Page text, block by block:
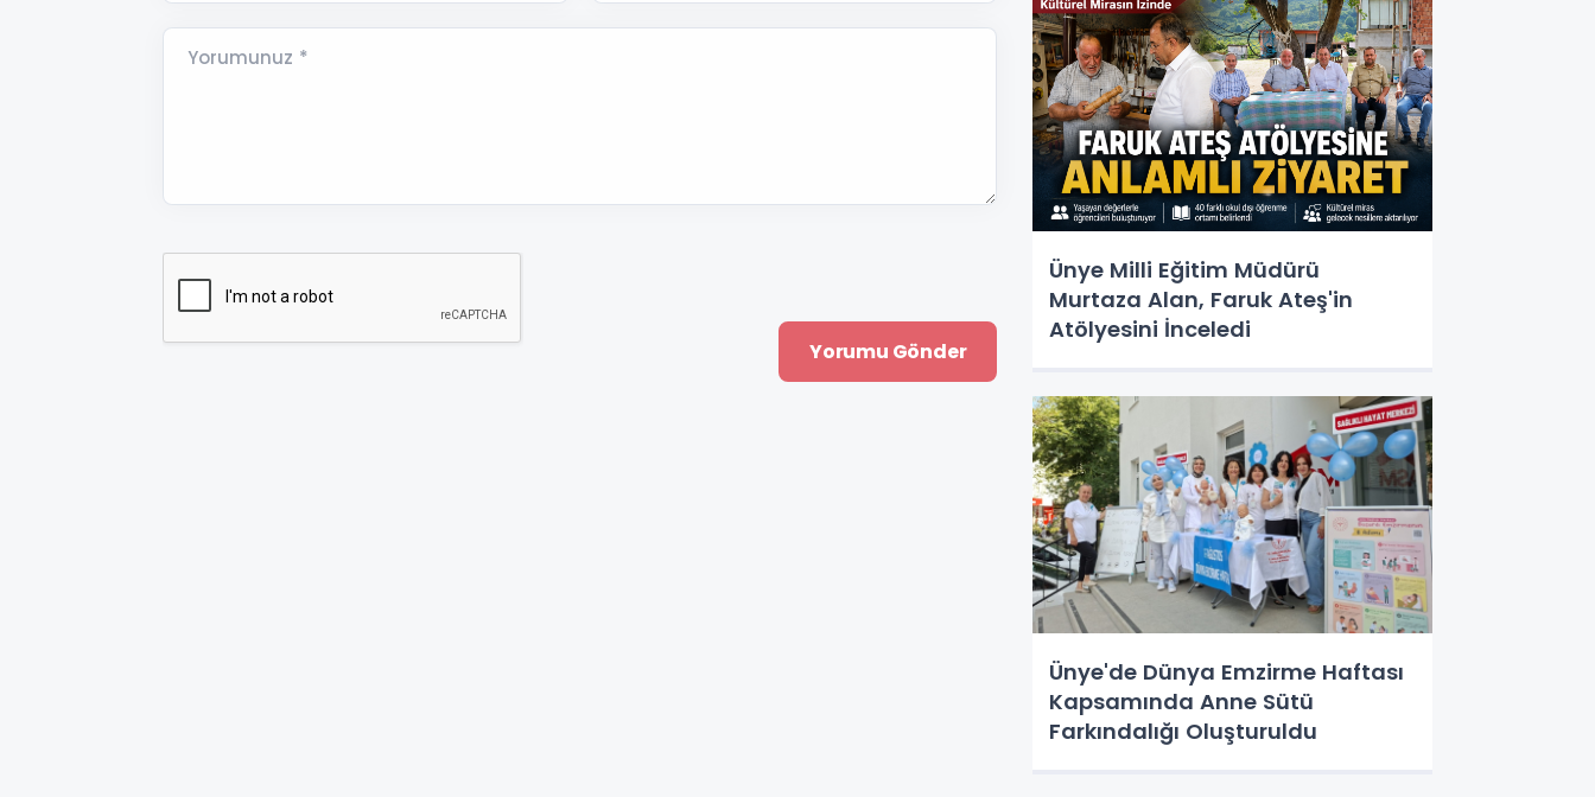
Yorumunuz *
Ünye Milli Eğitim Müdürü
Murtaza Alan, Faruk Ateş'in
Atölyesini İnceledi
Ünye'de Dünya Emzirme Haftası
Kapsamında Anne Sütü
Farkındalığı Oluşturuldu